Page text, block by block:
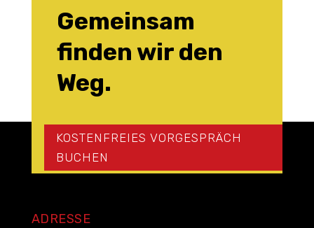
Gemeinsam
finden wir den
Weg.
KOSTENFREIES VORGESPRÄCH
BUCHEN
ADRESSE